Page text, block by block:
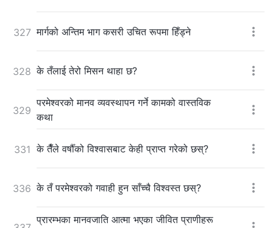
327 मार्गको अन्तिम भाग कसरी उचित रूपमा हिँड्ने
328 के तँलाई तेरो मिसन थाहा छ?
329
परमेश्‍वरको मानव व्यवस्थापन गर्ने कामको वास्तविक
कथा
331 के तैँले वर्षौँको विश्‍वासबाट केही प्राप्त गरेको छस्?
336 के तँ परमेश्‍वरको गवाही हुन साँच्चै विश्‍वस्त छस्?
प्रारम्भका मानवजाति आत्मा भएका जीवित प्राणीहरू